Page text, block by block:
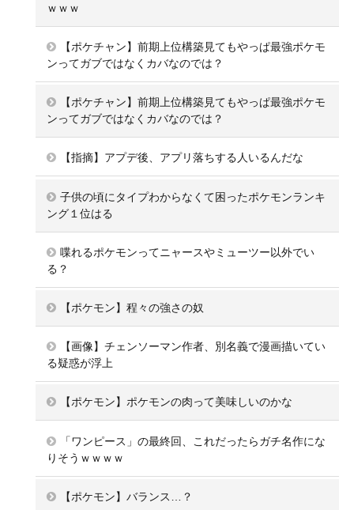
ｗｗｗ
【ポケチャン】前期上位構築見てもやっぱ最強ポケモ
ンってガブではなくカバなのでは？
【ポケチャン】前期上位構築見てもやっぱ最強ポケモ
ンってガブではなくカバなのでは？
【指摘】アプデ後、アプリ落ちする人いるんだな
子供の頃にタイプわからなくて困ったポケモンランキ
ング１位はる
喋れるポケモンってニャースやミューツー以外でい
る？
【ポケモン】程々の強さの奴
【画像】チェンソーマン作者、別名義で漫画描いてい
る疑惑が浮上
【ポケモン】ポケモンの肉って美味しいのかな
「ワンピース」の最終回、これだったらガチ名作にな
りそうｗｗｗｗ
【ポケモン】バランス…？